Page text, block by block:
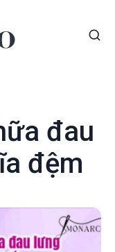
đau
đệm